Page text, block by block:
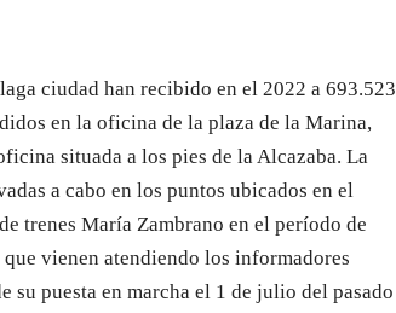
ciudad han recibido en el 2022 a 693.523
en la oficina de la plaza de la Marina,
situada a los pies de la Alcazaba. La
a cabo en los puntos ubicados en el
trenes María Zambrano en el período de
vienen atendiendo los informadores
puesta en marcha el 1 de julio del pasado